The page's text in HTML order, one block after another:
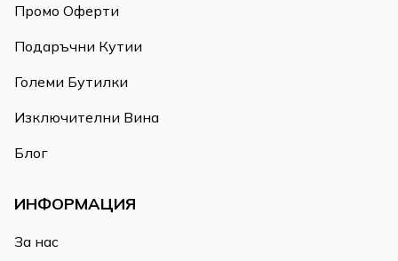
Промо Оферти
Подаръчни Кутии
Големи Бутилки
Изключителни Вина
Блог
ИНФОРМАЦИЯ
За нас